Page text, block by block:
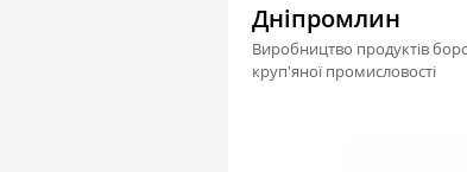
Дніпромлин
Виробництво продуктів
круп'яної промисловості